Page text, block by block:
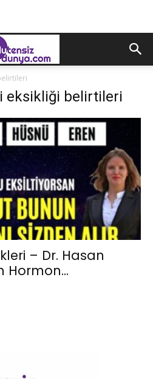
eksikliği belirtileri
– Dr. Hasan
Hormon...